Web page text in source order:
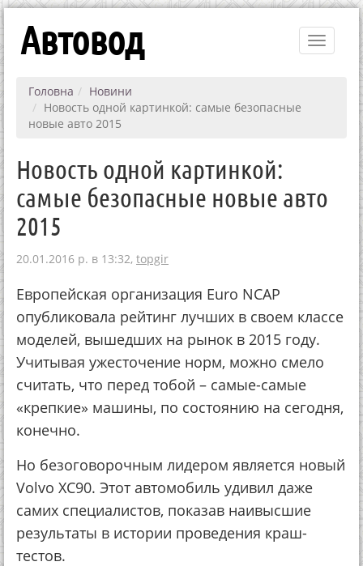
Toggle
Автовод
Головна
Новини
Новость одной картинкой: самые безопасные
новые авто 2015
Новость одной картинкой:
самые безопасные новые авто
2015
20.01.2016 р. в 13:32, topgir
Европейская организация Euro NCAP
опубликовала рейтинг лучших в своем классе
моделей, вышедших на рынок в 2015 году.
Учитывая ужесточение норм, можно смело
считать, что перед тобой – самые-самые
«крепкие» машины, по состоянию на сегодня,
конечно.
Но безоговорочным лидером является новый
Volvo XC90. Этот автомобиль удивил даже
самих специалистов, показав наивысшие
результаты в истории проведения краш-
тестов.